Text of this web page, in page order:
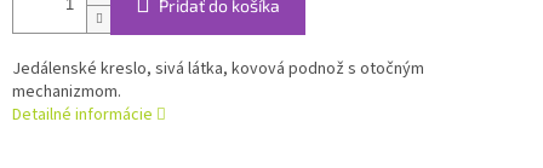
Pridať do košíka
Jedálenské kreslo, sivá látka, kovová podnož s otočným
mechanizmom.
Detailné informácie